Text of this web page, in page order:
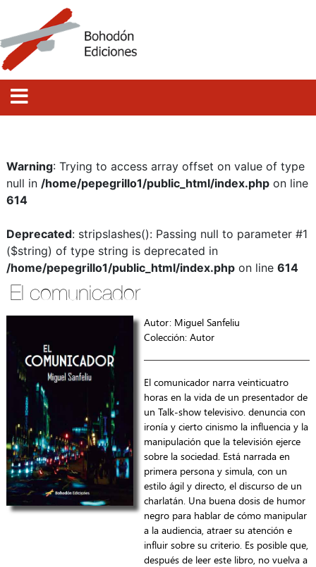
Warning: Trying to access array offset on value of type
null in /home/pepegrillo1/public_html/index.phpon line
614
Deprecated: stripslashes(): Passing null to parameter #1
($string) of type string is deprecated in
/home/pepegrillo1/public_html/index.phpon line 614
El comunicador
Autor: Miguel Sanfeliu
Colección: Autor
El comunicador narra veinticuatro
horas en la vida de un presentador de
un Talk-show televisivo. denuncia con
ironía y cierto cinismo la influencia y la
manipulación que la televisión ejerce
sobre la sociedad. Está narrada en
primera persona y simula, con un
estilo ágil y directo, el discurso de un
charlatán. Una buena dosis de humor
negro para hablar de cómo manipular
a la audiencia, atraer su atención e
influir sobre su criterio. Es posible que,
después de leer este libro, no vuelva a